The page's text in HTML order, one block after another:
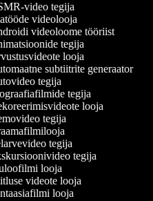
video tegija
videolooja
videoloome tööriist
tegija
looja
subtiitrite generaator
tegija
tegija
looja
tegija
tegija
tegija
looja
videote looja
looja